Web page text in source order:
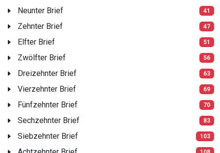
Neunter Brief 41
Zehnter Brief 47
Elfter Brief 51
Zwölfter Brief 56
Dreizehnter Brief 63
Vierzehnter Brief 69
Fünfzehnter Brief 70
Sechzehnter Brief 83
Siebzehnter Brief 103